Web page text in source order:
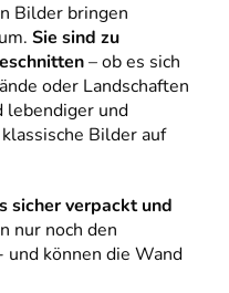
Bilder bringen
Sie sind zu
– ob es sich
oder Landschaften
lebendiger und
Bilder auf
sicher verpackt und
nur noch den
können die Wand